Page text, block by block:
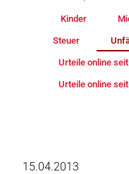
Kinder
Steuer
Urteile online
Urteile online
15.04.2013